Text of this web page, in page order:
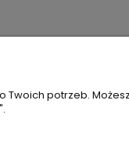
potrzeb.